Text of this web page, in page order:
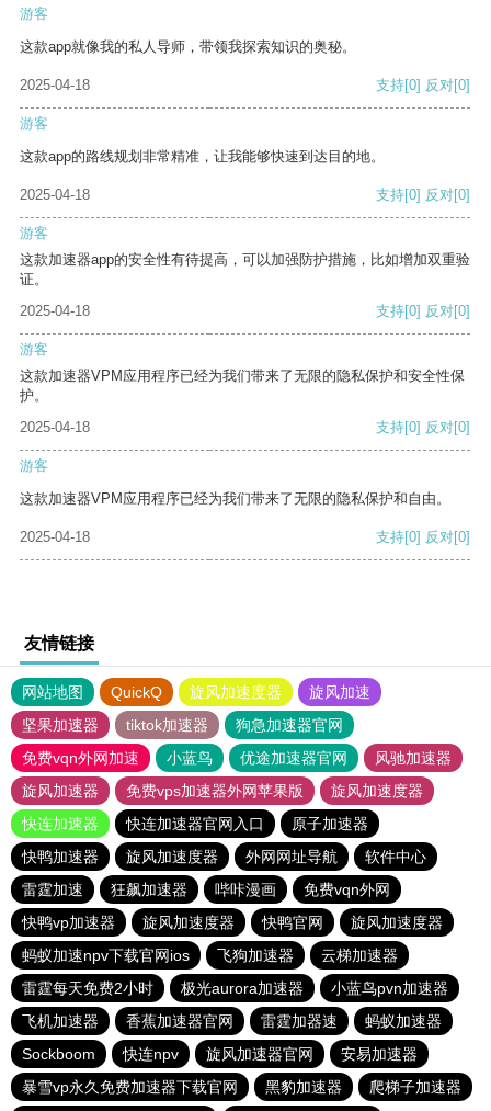
游客
这款app就像我的私人导师，带领我探索知识的奥秘。
2025-04-18 支持[0] 反对[0]
游客
这款app的路线规划非常精准，让我能够快速到达目的地。
2025-04-18 支持[0] 反对[0]
游客
这款加速器app的安全性有待提高，可以加强防护措施，比如增加双重验
证。
2025-04-18
支持[0] 反对[0]
游客
这款加速器VPM应用程序已经为我们带来了无限的隐私保护和安全性保
护。
2025-04-18
支持[0] 反对[0]
游客
这款加速器VPM应用程序已经为我们带来了无限的隐私保护和自由。
2025-04-18 支持[0] 反对[0]
友情链接
网站地图 QuickQ 旋风加速度器
旋风加速
坚果加速器
tiktok加速器
狗急加速器官网
免费vqn外网加速
小蓝鸟 优途加速器官网
风驰加速器
旋风加速器
免费vps加速器外网苹果版
旋风加速度器
快连加速器
快连加速器官网入口
原子加速器
快鸭加速器
旋风加速度器 外网网址导航
软件中心
雷霆加速
狂飙加速器 哔咔漫画
免费vqn外网
快鸭vp加速器
旋风加速度器 快鸭官网
旋风加速度器
蚂蚁加速npv下载官网ios
飞狗加速器
云梯加速器
雷霆每天免费2小时
极光aurora加速器
小蓝鸟pvn加速器
飞机加速器
香蕉加速器官网 雷霆加器速
蚂蚁加速器
Sockboom
快连npv 旋风加速器官网
安易加速器
暴雪vp永久免费加速器下载官网
黑豹加速器 爬梯子加速器